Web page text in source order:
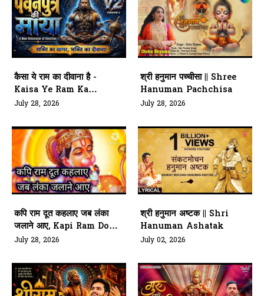
कैसा ये राम का दीवाना है -
Kaisa Ye Ram Ka
Diwana Hey
July 28, 2026
श्री हनुमान पच्चीसा || Shree
Hanuman Pachchisa
July 28, 2026
कपि राम दूत कहलाए जब लंका
जलाने आए, Kapi Ram Doot
Kahlae Jab Lanka Jale
July 28, 2026
श्री हनुमान अष्टक || Shri
Hanuman Ashatak
July 02, 2026